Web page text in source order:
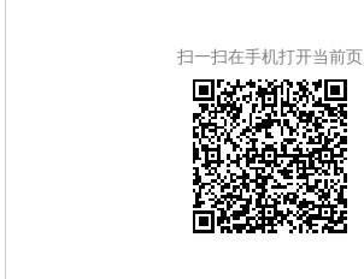
扫一扫在手机打开当前页